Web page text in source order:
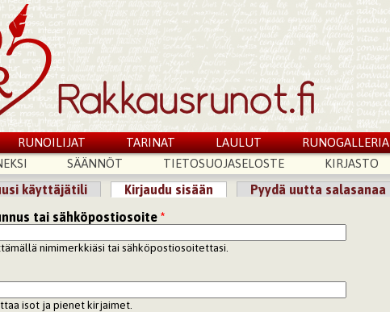
RUNOILIJAT TARINAT LAULUT
RUNOGALLERIA
SÄÄNNÖT TIETOSUOJASELOSTE KIRJASTO
välilehdet
käyttäjätili Kirjaudu sisään (aktiivinen välilehti)
Pyydä uutta salasanaa
tai sähköpostiosoite*
nimimerkkiäsi tai sähköpostiosoitettasi.
isot ja pienet kirjaimet.